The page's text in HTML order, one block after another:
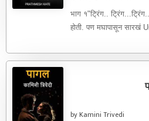
भाग १"ट्रिंग..
होती. पण मघापासून सारखं
by Kamini Trivedi